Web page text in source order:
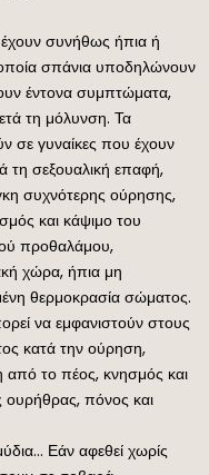
συνήθως ήπια ή
σπάνια υποδηλώνουν
έντονα συμπτώματα,
τη μόλυνση. Τα
σε γυναίκες που έχουν
τη σεξουαλική επαφή,
συχνότερης ούρησης,
και κάψιμο του
προθαλάμου,
χώρα, ήπια μη
θερμοκρασία σώματος.
να εμφανιστούν στους
κατά την ούρηση,
το πέος, κνησμός και
ουρήθρας, πόνος και
Εάν αφεθεί χωρίς